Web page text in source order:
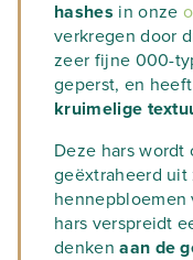
hashes in onze
verkregen door
zeer fijne 000-
geperst, en
kruimelige
Deze hars
geëxtraheerd
hennepbloemen
hars verspreidt
denkenaan de